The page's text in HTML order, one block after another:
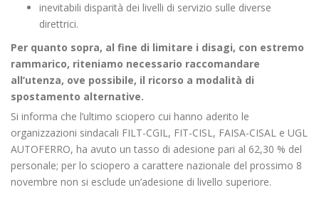
inevitabili disparità dei livelli di servizio sulle diverse
direttrici.
Per quanto sopra, al fine di limitare i disagi, con estremo
rammarico, riteniamo necessario raccomandare
all’utenza, ove possibile, il ricorso a modalità di
spostamento alternative.
Si informa che l’ultimo sciopero cui hanno aderito le
organizzazioni sindacali FILT-CGIL, FIT-CISL, FAISA-CISAL e UGL
AUTOFERRO, ha avuto un tasso di adesione pari al 62,30 % del
personale; per lo sciopero a carattere nazionale del prossimo 8
novembre non si esclude un’adesione di livello superiore.